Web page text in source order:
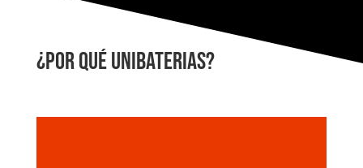
¿Por qué Unibaterias?